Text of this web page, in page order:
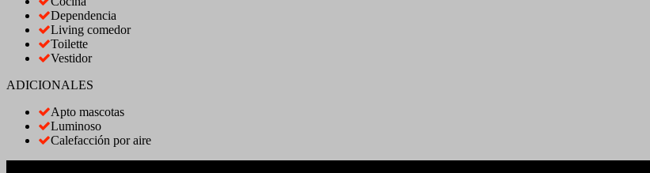
Dependencia
Living comedor
Toilette
Vestidor
ADICIONALES
Apto mascotas
Luminoso
Calefacción por aire